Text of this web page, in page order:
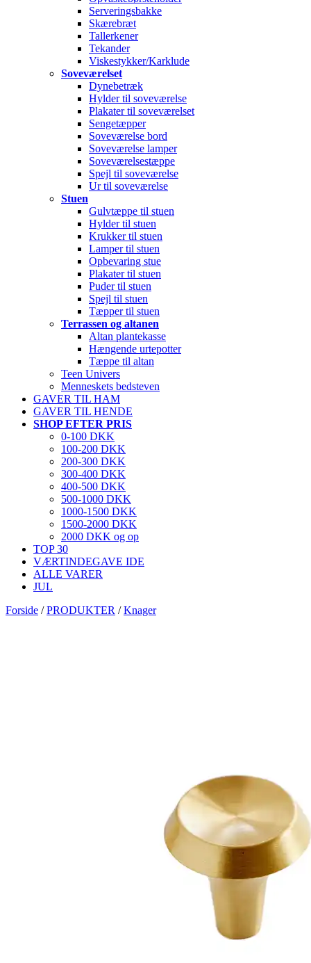
Serveringsbakke
Skærebræt
Tallerkener
Tekander
Viskestykker/Karklude
Soveværelset
Dynebetræk
Hylder til soveværelse
Plakater til soveværelset
Sengetæpper
Soveværelse bord
Soveværelse lamper
Soveværelsestæppe
Spejl til soveværelse
Ur til soveværelse
Stuen
Gulvtæppe til stuen
Hylder til stuen
Krukker til stuen
Lamper til stuen
Opbevaring stue
Plakater til stuen
Puder til stuen
Spejl til stuen
Tæpper til stuen
Terrassen og altanen
Altan plantekasse
Hængende urtepotter
Tæppe til altan
Teen Univers
Menneskets bedsteven
GAVER TIL HAM
GAVER TIL HENDE
SHOP EFTER PRIS
0-100 DKK
100-200 DKK
200-300 DKK
300-400 DKK
400-500 DKK
500-1000 DKK
1000-1500 DKK
1500-2000 DKK
2000 DKK og op
TOP 30
VÆRTINDEGAVE IDE
ALLE VARER
JUL
Forside /PRODUKTER /Knager